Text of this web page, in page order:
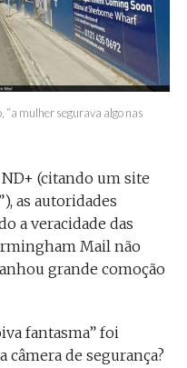
“a mulher segurava algo nas
(citando um site
as autoridades
a veracidade das
Mail não
grande comoção
fantasma” foi
de segurança?